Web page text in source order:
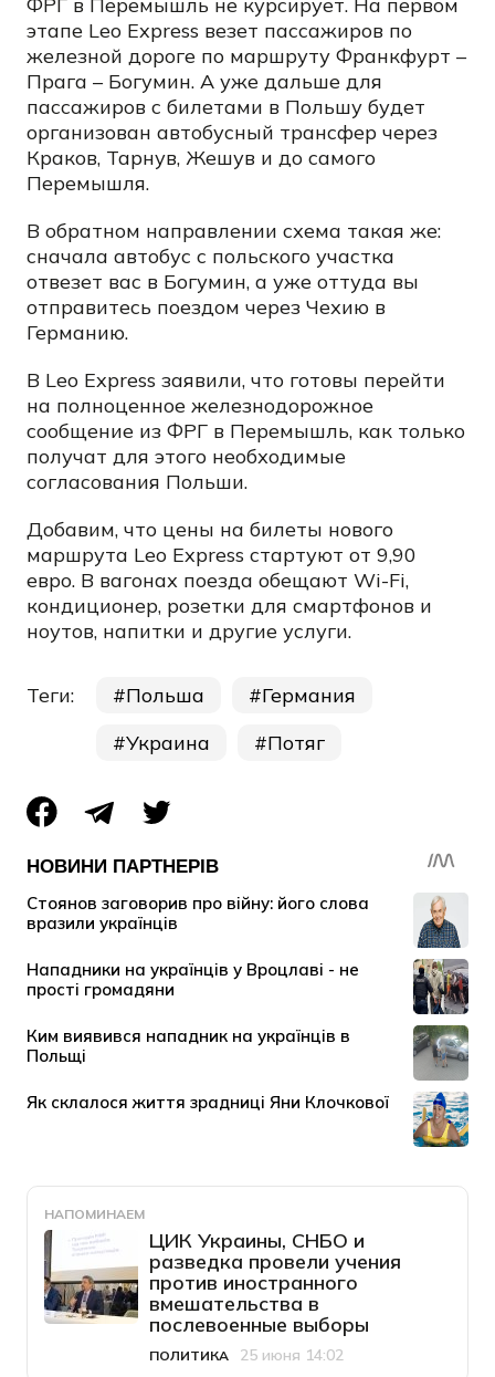
этапе Leo Express везет пассажиров по
железной дороге по маршруту Франкфурт –
Прага – Богумин. А уже дальше для
пассажиров с билетами в Польшу будет
организован автобусный трансфер через
Краков, Тарнув, Жешув и до самого
Перемышля.
В обратном направлении схема такая же:
сначала автобус с польского участка
отвезет вас в Богумин, а уже оттуда вы
отправитесь поездом через Чехию в
Германию.
В Leo Express заявили, что готовы перейти
на полноценное железнодорожное
сообщение из ФРГ в Перемышль, как только
получат для этого необходимые
согласования Польши.
Добавим, что цены на билеты нового
маршрута Leo Express стартуют от 9,90
евро. В вагонах поезда обещают Wi-Fi,
кондиционер, розетки для смартфонов и
ноутов, напитки и другие услуги.
Теги: Польша
Германия
Украина
Потяг
НАПОМИНАЕМ
ЦИК Украины, СНБО и
разведка провели учения
против иностранного
вмешательства в
послевоенные выборы
Категория
ПОЛИТИКА
Дата публикации
25 июня 14:02